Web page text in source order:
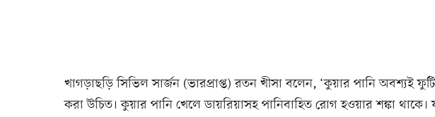
খাগড়াছড়ি সিভিল সার্জন (ভারপ্রাপ্ত) রতন খীসা বলেন, ‘কুয়ার পানি অবশ্যই
করা উচিত। কুয়ার পানি খেলে ডায়রিয়াসহ পানিবাহিত রোগ হওয়ার শঙ্কা থাকে।